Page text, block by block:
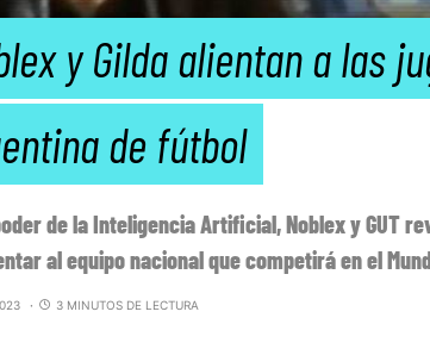
y Gilda alientan a las
de fútbol
de la Inteligencia Artificial, Noblex y GUT
al equipo nacional que competirá en el
3 MINUTOS DE LECTURA